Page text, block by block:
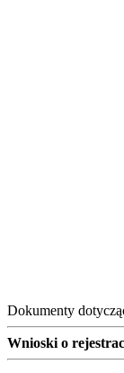
Dokumenty
Wnioski o